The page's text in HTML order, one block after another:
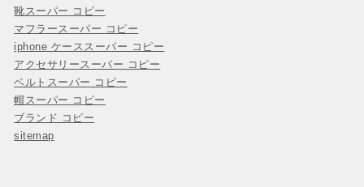
靴スーパー コピー
マフラースーパー コピー
iphone ケーススーパー コピー
アクセサリースーパー コピー
ベルトスーパー コピー
帽スーパー コピー
ブランド コピー
sitemap